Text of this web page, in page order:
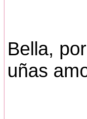
Bella,
uñas